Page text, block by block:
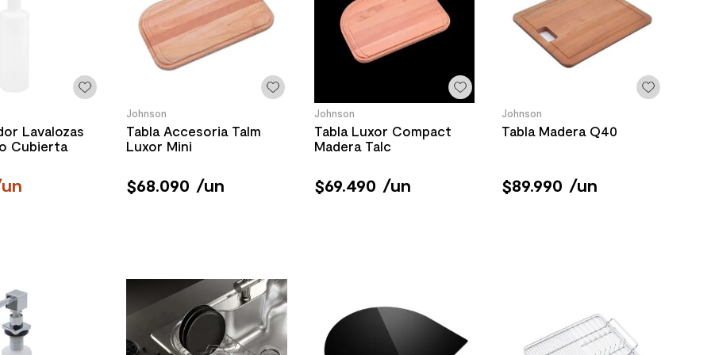
Lavalozas
Cubierta
un
Johnson
Tabla Accesoria Talm
Luxor Mini
$68.090 /un
Johnson
Tabla Luxor Compact
Madera Talc
$69.490 /un
Johnson
Tabla Madera Q40
$89.990 /un